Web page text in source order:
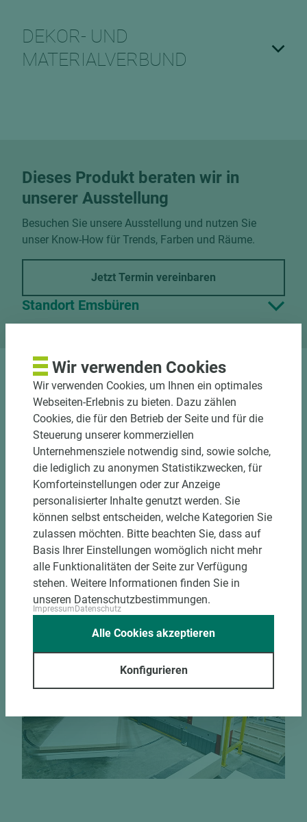
DEKOR- UND
MATERIALVERBUND
Dieses Produkt beraten wir in
unserer Ausstellung
Besuchen Sie unsere Ausstellung und nutzen Sie
unser Know-How für Trends, Farben und Räume.
Jetzt Termin vereinbaren
Standort Emsbüren
Nutzen Sie unseren
Zuschnittservice
Bekantungsfähiger Fixmaßzuschnitt maßhaltig
und winkelgenau
Hohe und präzise Leistung durch
halbautomatische Beschickung
Einzelteiletikettierung auf Wunsch möglich
Materialschonende und kundengerechte
Verpackung der Fixmaße
Wir verwenden Cookies
Wir verwenden Cookies, um Ihnen ein optimales
Webseiten-Erlebnis zu bieten. Dazu zählen
Cookies, die für den Betrieb der Seite und für die
Steuerung unserer kommerziellen
Unternehmensziele notwendig sind, sowie solche,
die lediglich zu anonymen Statistikzwecken, für
Komforteinstellungen oder zur Anzeige
personalisierter Inhalte genutzt werden. Sie
können selbst entscheiden, welche Kategorien Sie
zulassen möchten. Bitte beachten Sie, dass auf
Basis Ihrer Einstellungen womöglich nicht mehr
alle Funktionalitäten der Seite zur Verfügung
stehen. Weitere Informationen finden Sie in
unseren Datenschutzbestimmungen.
ImpressumDatenschutz
Konfigurieren
Alle Cookies akzeptieren